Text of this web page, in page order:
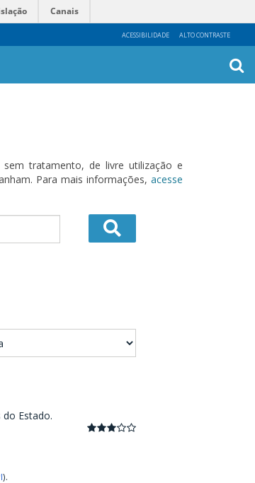
ACESSIBILIDADE ALTO CONTRASTE
Canais
tratamento, de livre utilização e
Para mais informações, acesse
Estado.
).